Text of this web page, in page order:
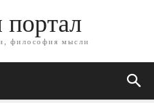
философия мысли